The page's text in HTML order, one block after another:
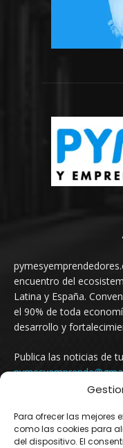
Para ofrecer las mejores
como las cookies para
del dispositivo. El
encuentro del
Latina y España.
el 90% de toda
desarrollo y
Publica las noticias de